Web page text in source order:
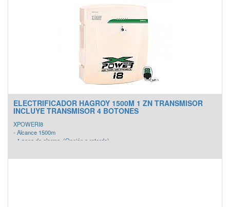
ELECTRIFICADOR HAGROY 1500M 1 ZN TRANSMISOR
INCLUYE TRANSMISOR 4 BOTONES
XPOWERI8
- Alcance 1500m
- 1 zona de alarma. (Opción a retardo)